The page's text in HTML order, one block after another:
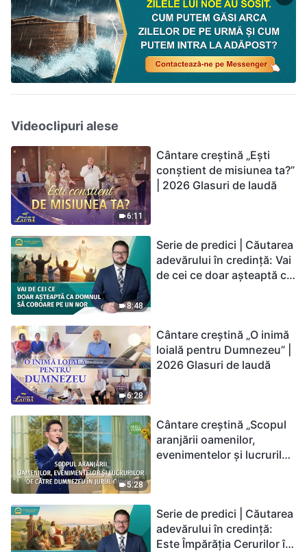
Videoclipuri alese
6:11
Cântare creștină „Ești
conștient de misiunea ta?”
| 2026 Glasuri de laudă
8:48
Serie de predici | Căutarea
adevărului în credință: Vai
de cei ce doar așteaptă ca
6:28
Cântare creștină „O inimă
loială pentru Dumnezeu” |
2026 Glasuri de laudă
5:28
Cântare creștină „Scopul
aranjării oamenilor,
evenimentelor și lucrurilor
Serie de predici | Căutarea
adevărului în credință:
Este Împărăția Cerurilor în